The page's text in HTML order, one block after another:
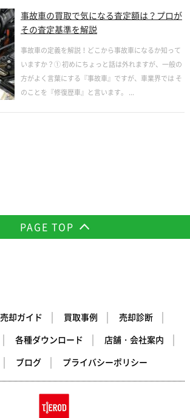
事故車の買取で気になる査定額は？プロが
その査定基準を解説
事故車の定義を解説！どこから事故車になるか知って
いますか？① 初めにちょっと話は外れますが、一般の
方がよく言葉にする『事故車』ですが、車業界では そ
のことを『修復歴車』と言います。 ...
PAGE TOP
売却ガイド 買取事例
売却診断
各種ダウンロード
店舗・会社案内
ブログ プライバシーポリシー